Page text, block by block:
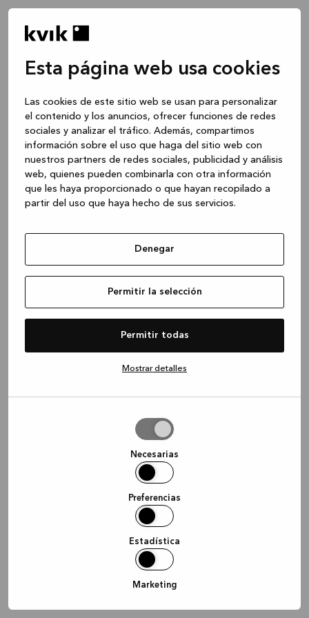
Esta página web usa cookies
Las cookies de este sitio web se usan para personalizar
el contenido y los anuncios, ofrecer funciones de redes
sociales y analizar el tráfico. Además, compartimos
información sobre el uso que haga del sitio web con
nuestros partners de redes sociales, publicidad y análisis
web, quienes pueden combinarla con otra información
que les haya proporcionado o que hayan recopilado a
partir del uso que haya hecho de sus servicios.
Denegar
Permitir la selección
Permitir todas
Mostrar detalles
Necesarias
Preferencias
Estadística
Marketing
Application error: a client-side exception has occurred
loadingwww.kvik.es (see the browser console for more